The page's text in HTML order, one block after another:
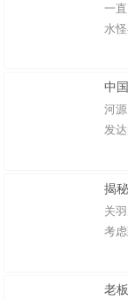
一
水
中
河
发
揭
关
考
老